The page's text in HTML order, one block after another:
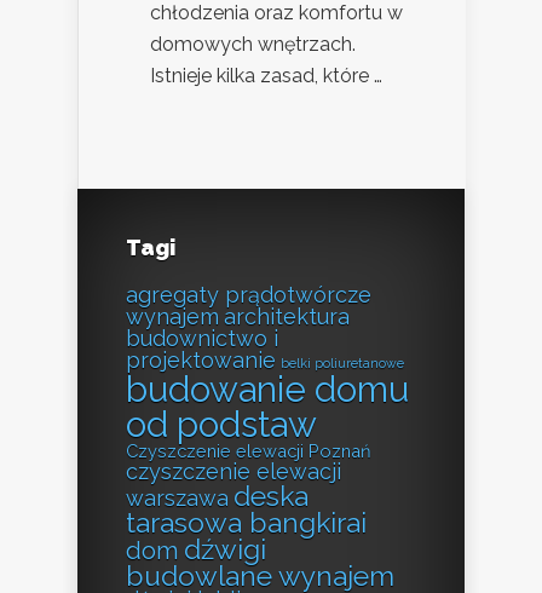
chłodzenia oraz komfortu w
domowych wnętrzach.
Istnieje kilka zasad, które …
Tagi
agregaty prądotwórcze
wynajem architektura
budownictwo i
projektowanie belki poliuretanowe
budowanie domu
od podstaw
Czyszczenie elewacji Poznań
czyszczenie elewacji
warszawa deska
tarasowa bangkirai
dom dźwigi
budowlane wynajem